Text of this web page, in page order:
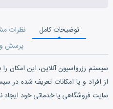
توضیحات کامل نظرات
پرسش
سیستم رزرواسیون آنلاین، این امکان
از افراد و یا امکانات تعریف شده
سایت فروشگاهی یا خدماتی خود ایجاد